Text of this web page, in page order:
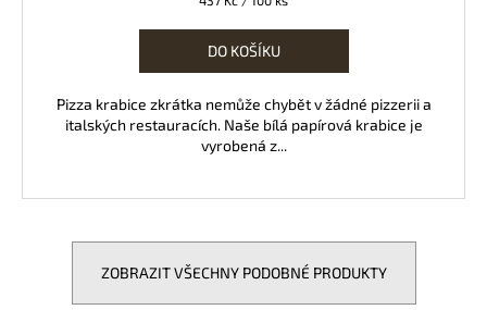
DO KOŠÍKU
Pizza krabice zkrátka nemůže chybět v žádné pizzerii a
italských restauracích. Naše bílá papírová krabice je
vyrobená z...
ZOBRAZIT VŠECHNY PODOBNÉ PRODUKTY